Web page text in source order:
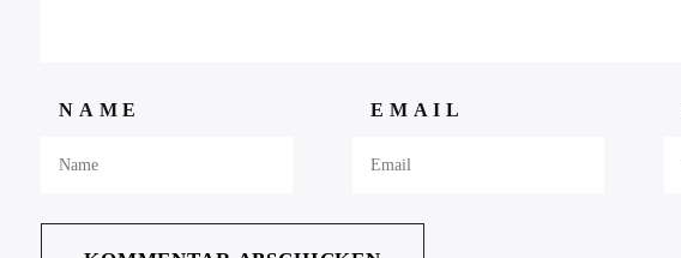
NAME EMAIL